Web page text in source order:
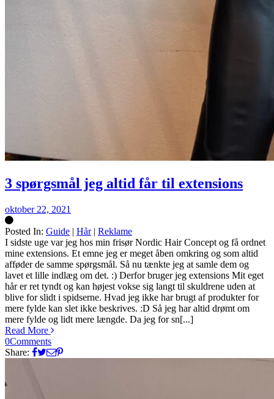
3 spørgsmål jeg altid får til extensions
oktober 22, 2021
Posted In: Guide | Hår| Reklame
Silke
I sidste uge var jeg hos min frisør Nordic Hair Concept og få ordnet
mine extensions. Et emne jeg er meget åben omkring og som altid
afføder de samme spørgsmål. Så nu tænkte jeg at samle dem og
lavet et lille indlæg om det. :) Derfor bruger jeg extensions Mit eget
hår er ret tyndt og kan højest vokse sig langt til skuldrene uden at
blive for slidt i spidserne. Hvad jeg ikke har brugt af produkter for
mere fylde kan slet ikke beskrives. :D Så jeg har altid drømt om
mere fylde og lidt mere længde. Da jeg for sn[...]
Read More
0Comments
Share: